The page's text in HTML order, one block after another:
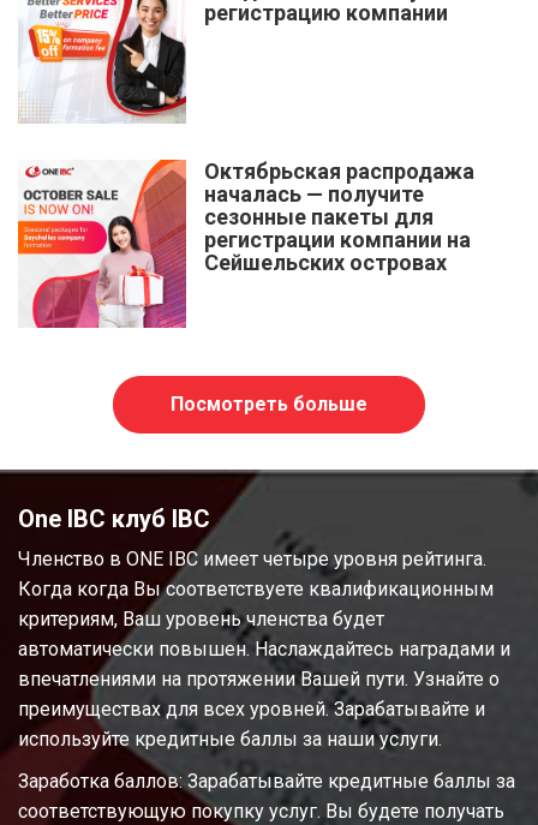
регистрацию компании
Октябрьская распродажа
началась — получите
сезонные пакеты для
регистрации компании на
Сейшельских островах
Посмотреть больше
One IBC клуб IBC
Членство в ONE IBC имеет четыре уровня рейтинга.
Когда когда Вы соответствуете квалификационным
критериям, Ваш уровень членства будет
автоматически повышен. Наслаждайтесь наградами и
впечатлениями на протяжении Вашей пути. Узнайте о
преимуществах для всех уровней. Зарабатывайте и
используйте кредитные баллы за наши услуги.
Заработка баллов: Зарабатывайте кредитные баллы за
соответствующую покупку услуг. Вы будете получать